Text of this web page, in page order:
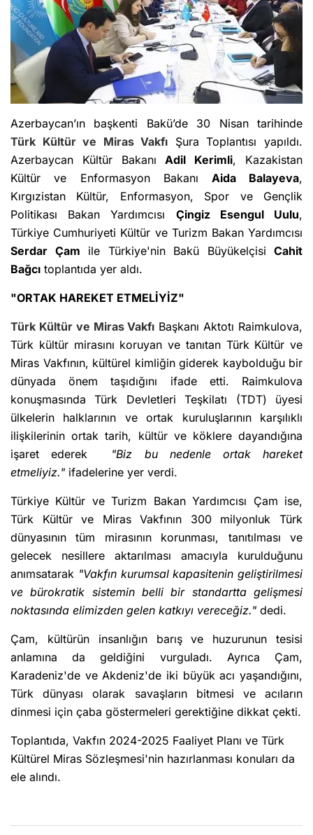
Azerbaycan’ın başkenti Bakü’de 30 Nisan tarihinde
Türk Kültür ve Miras Vakfı Şura Toplantısı yapıldı.
Azerbaycan Kültür BakanıAdil Kerimli, Kazakistan
Kültür ve Enformasyon Bakanı Aida Balayeva,
Kırgızistan Kültür, Enformasyon, Spor ve Gençlik
Politikası Bakan Yardımcısı Çingiz Esengul Uulu,
Türkiye Cumhuriyeti Kültür ve Turizm Bakan Yardımcısı
Serdar Çam ile Türkiye'nin Bakü Büyükelçisi Cahit
Bağcı toplantıda yer aldı.
"ORTAK HAREKET ETMELİYİZ"
Türk Kültür ve Miras Vakfı Başkanı Aktotı Raimkulova,
Türk kültür mirasını koruyan ve tanıtan Türk Kültür ve
Miras Vakfının, kültürel kimliğin giderek kaybolduğu bir
dünyada önem taşıdığını ifade etti. Raimkulova
konuşmasında Türk Devletleri Teşkilatı (TDT) üyesi
ülkelerin halklarının ve ortak kuruluşlarının karşılıklı
ilişkilerinin ortak tarih, kültür ve köklere dayandığına
işaret ederek "Biz bu nedenle ortak hareket
etmeliyiz." ifadelerine yer verdi.
Türkiye Kültür ve Turizm Bakan Yardımcısı Çam ise,
Türk Kültür ve Miras Vakfının 300 milyonluk Türk
dünyasının tüm mirasının korunması, tanıtılması ve
gelecek nesillere aktarılması amacıyla kurulduğunu
anımsatarak "Vakfın kurumsal kapasitenin geliştirilmesi
ve bürokratik sistemin belli bir standartta gelişmesi
noktasında elimizden gelen katkıyı vereceğiz." dedi.
Çam, kültürün insanlığın barış ve huzurunun tesisi
anlamına da geldiğini vurguladı. Ayrıca Çam,
Karadeniz'de ve Akdeniz'de iki büyük acı yaşandığını,
Türk dünyası olarak savaşların bitmesi ve acıların
dinmesi için çaba göstermeleri gerektiğine dikkat çekti.
Toplantıda, Vakfın 2024-2025 Faaliyet Planı ve Türk
Kültürel Miras Sözleşmesi'nin hazırlanması konuları da
ele alındı.